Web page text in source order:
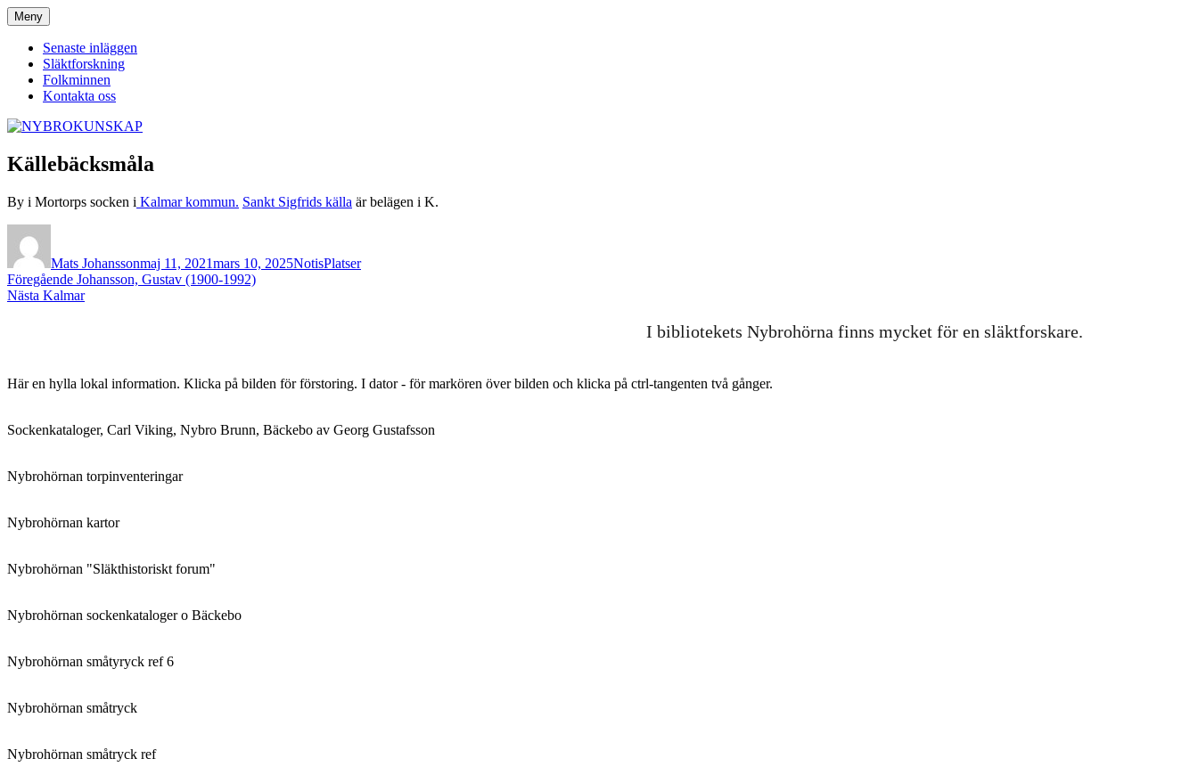
Hoppa
till
innehåll
NYBROKUNSKAP
Meny
Senaste inläggen
Släktforskning
Folkminnen
Kontakta oss
Källebäcksmåla
By i Mortorps socken i Kalmar kommun. Sankt Sigfrids källa är belägen i K.
Mats Johanssonmaj 11, 2021mars 10, 2025NotisPlatser
Inläggsnavigering
Föregående Föregående
inlägg:
Johansson, Gustav (1900-1992)
Nästa Nästa
Kalmar
I bibliotekets Nybrohörna finns mycket för en släktforskare.
Här en hylla lokal information. Klicka på bilden för förstoring. I dator - för markören över bilden och klicka på ctrl-tangenten två gånger.
Sockenkataloger, Carl Viking, Nybro Brunn, Bäckebo av Georg Gustafsson
Nybrohörnan torpinventeringar
Nybrohörnan kartor
Nybrohörnan "Släkthistoriskt forum"
Nybrohörnan sockenkataloger o Bäckebo
Nybrohörnan småtyryck ref 6
Nybrohörnan småtryck
Nybrohörnan småtryck ref